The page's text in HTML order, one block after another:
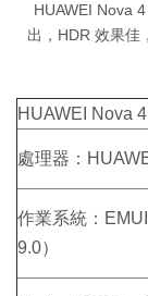
HUAWEI Nova
出，HDR 效果佳
HUAWEI Nova 4
處理器：
作業系統：
9.0）